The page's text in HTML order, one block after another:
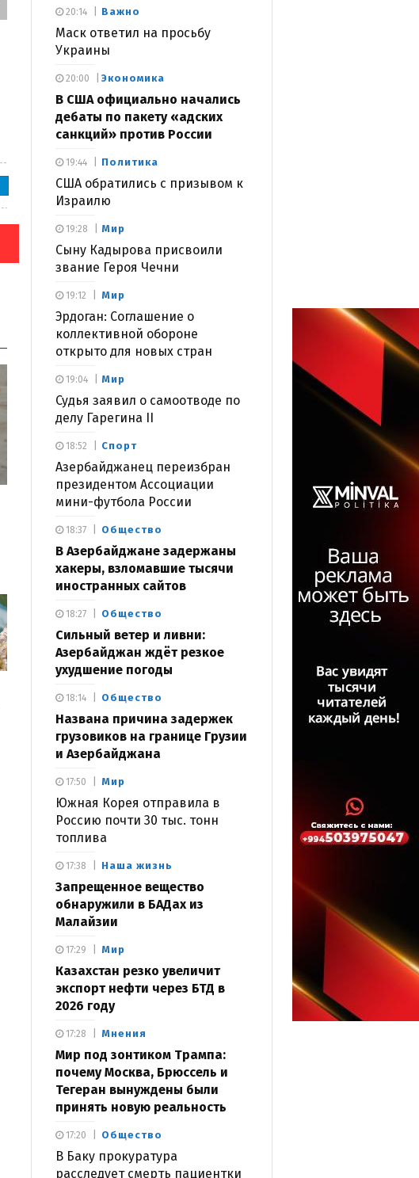
Важно
Маск ответил на просьбу
Украины
20:14
Экономика
В США официально начались
дебаты по пакету «адских
санкций» против России
20:00
Политика
США обратились с призывом к
Израилю
19:44
Мир
Сыну Кадырова присвоили
звание Героя Чечни
19:28
Мир
Эрдоган: Соглашение о
коллективной обороне
открыто для новых стран
19:12
Мир
Судья заявил о самоотводе по
делу Гарегина II
19:04
Спорт
Азербайджанец переизбран
президентом Ассоциации
мини-футбола России
18:52
Общество
В Азербайджане задержаны
хакеры, взломавшие тысячи
иностранных сайтов
18:37
Общество
Сильный ветер и ливни:
Азербайджан ждёт резкое
ухудшение погоды
18:27
Общество
Названа причина задержек
грузовиков на границе Грузии
и Азербайджана
18:14
Мир
Южная Корея отправила в
Россию почти 30 тыс. тонн
топлива
17:50
Наша жизнь
Запрещенное вещество
обнаружили в БАДах из
Малайзии
17:38
Мир
Казахстан резко увеличит
экспорт нефти через БТД в
2026 году
17:29
Мнения
Мир под зонтиком Трампа:
почему Москва, Брюссель и
Тегеран вынуждены были
принять новую реальность
17:28
Общество
В Баку прокуратура
расследует смерть пациентки
17:20